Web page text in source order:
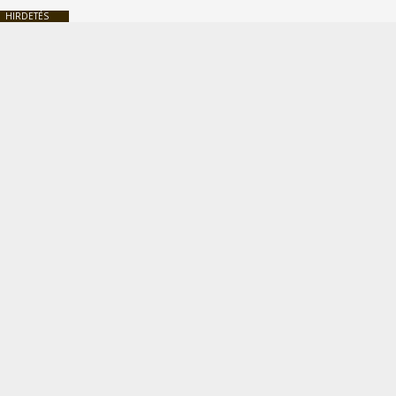
HIRDETÉS